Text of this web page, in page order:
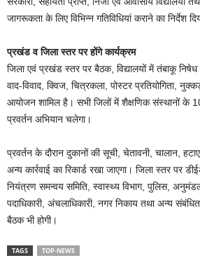
जागरूकता के लिए विभिन्न गतिविधियां कराने का निर्देश
प्रखंड व जिला स्तर पर होंगे कार्यक्रम
जिला एवं प्रखंड स्तर पर बैठक, विद्यालयों में तंबाकू
वाद-विवाद, क्विज, चित्रकला, पोस्टर प्रतियोगिता,
आयोजन शामिल है। सभी जिलों में शैक्षणिक संस्थानों के
प्रवर्तन अभियान चलेगा।
प्रवर्तन के दौरान दुकानों की सूची, चेतावनी, चालान,
अन्य कार्रवाई का रिकार्ड रखा जाएगा। जिला स्तर पर
नियंत्रण समन्वय समिति, स्वास्थ्य विभाग, पुलिस,
पदाधिकारी, अंचलाधिकारी, नगर निकाय तथा अन्य
बैठक भी होगी।
TAGS TOP-NEWS